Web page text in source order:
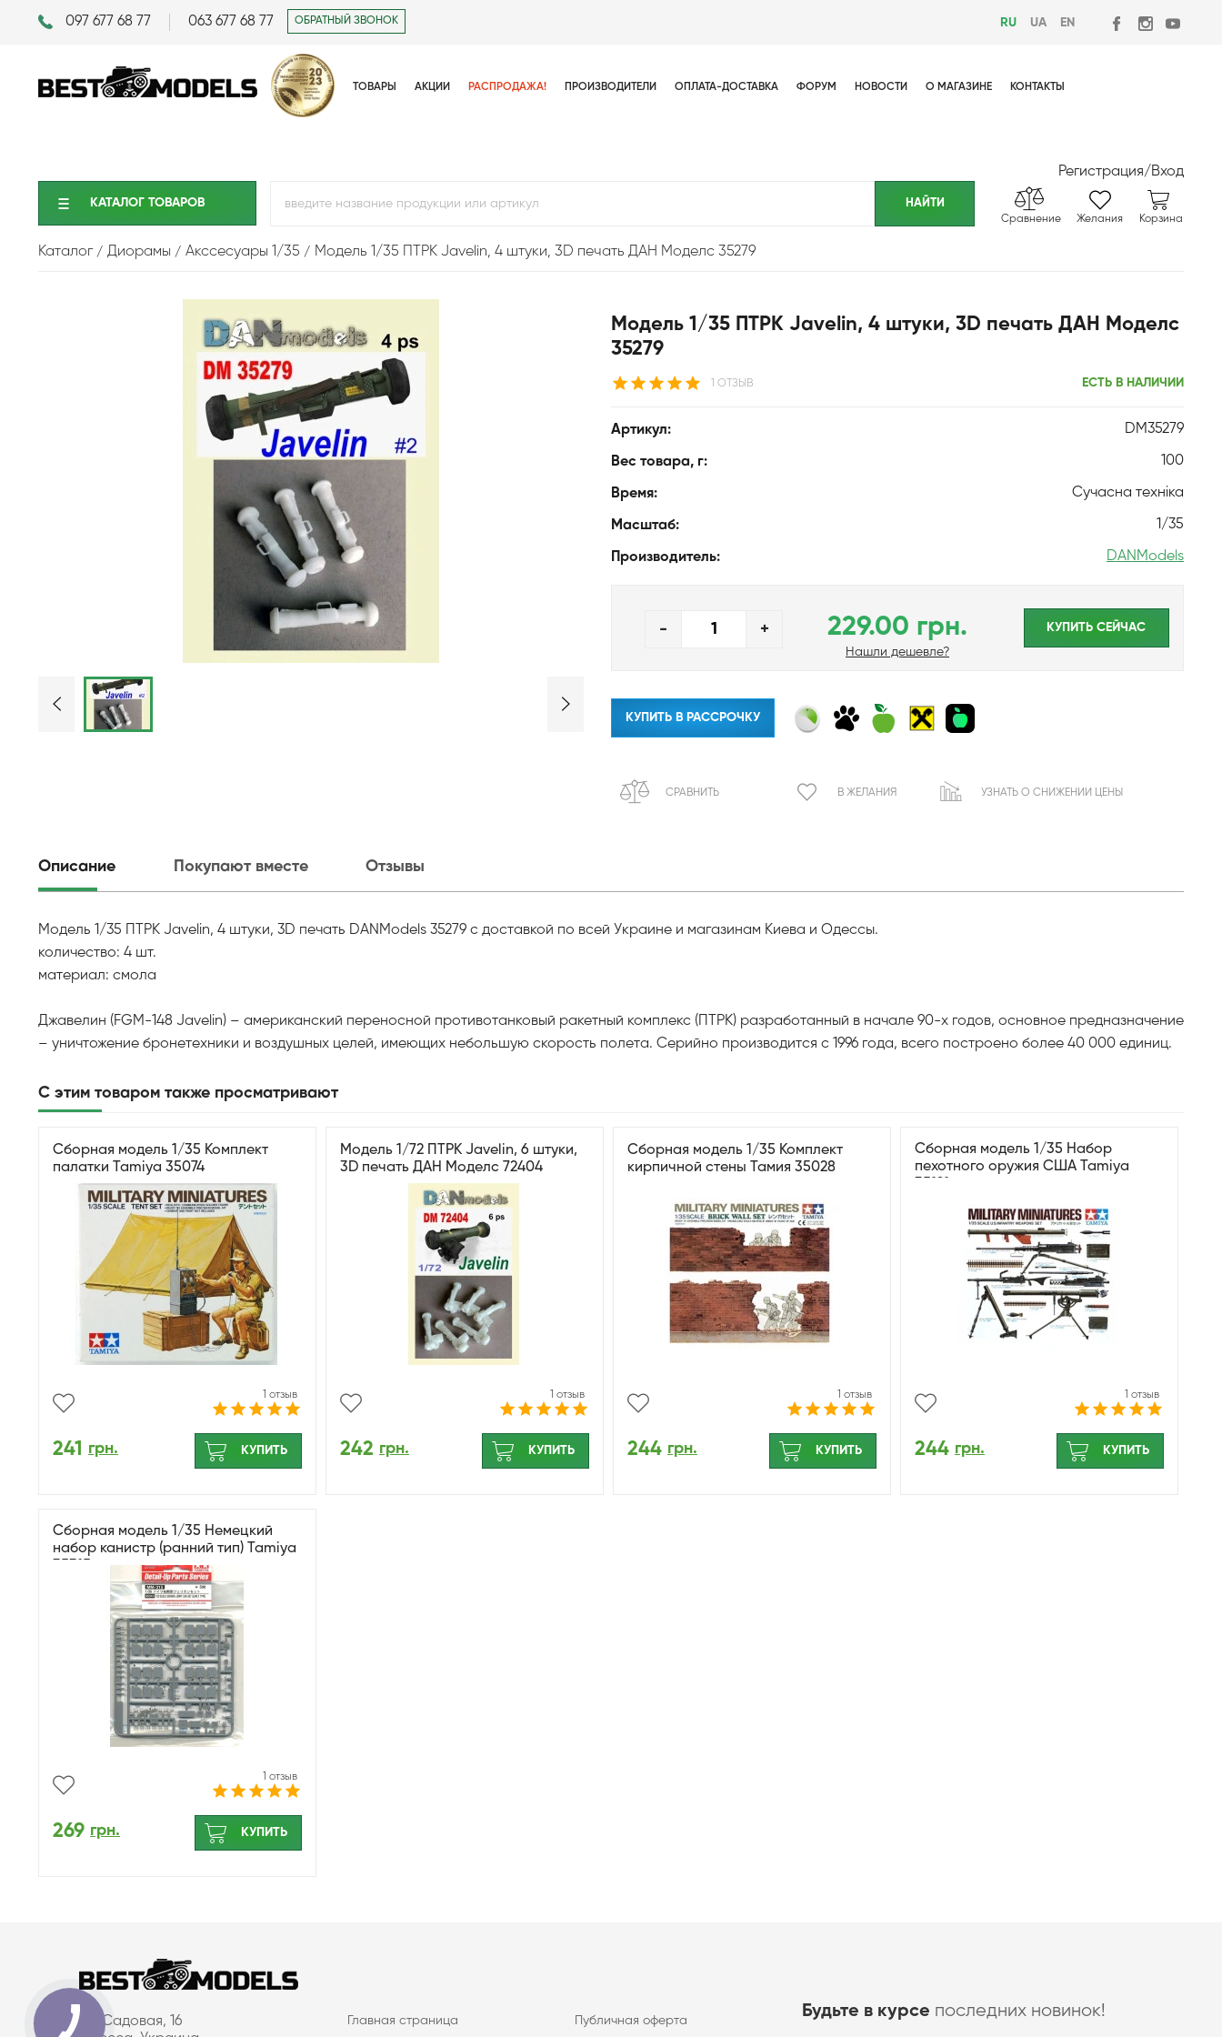
097 677 68 77 063 677 68 77 ОБРАТНЫЙ ЗВОНОК RU UA EN
ТОВАРЫ АКЦИИ РАСПРОДАЖА! ПРОИЗВОДИТЕЛИ ОПЛАТА-ДОСТАВКА ФОРУМ НОВОСТИ О МАГАЗИНЕ КОНТАКТЫ
Регистрация/Вход
КАТАЛОГ ТОВАРОВ
Сравнение Желания Корзина
Каталог Диорамы Акссесуары 1/35 Модель 1/35 ПТРК Javelin, 4 штуки, 3D печать ДАН Моделс 35279
Модель 1/35 ПТРК Javelin, 4 штуки, 3D печать ДАН Моделс
35279
1 ОТЗЫВ ЕСТЬ В НАЛИЧИИ
Артикул: DM35279
Вес товара, г: 100
Время: Сучасна техніка
Масштаб: 1/35
Производитель: DANModels
- + 229.00 грн.
Нашли дешевле?
КУПИТЬ CЕЙЧАС
КУПИТЬ В РАССРОЧКУ
СРАВНИТЬ В ЖЕЛАНИЯ УЗНАТЬ О СНИЖЕНИИ ЦЕНЫ
Описание Покупают вместе Отзывы
Модель 1/35 ПТРК Javelin, 4 штуки, 3D печать DANModels 35279 с доставкой по всей Украине и магазинам Киева и Одессы.
количество: 4 шт.
материал: смола
Джавелин (FGM-148 Javelin) – американский переносной противотанковый ракетный комплекс (ПТРК) разработанный в начале 90-х годов, основное предназначение
– уничтожение бронетехники и воздушных целей, имеющих небольшую скорость полета. Серийно производится с 1996 года, всего построено более 40 000 единиц.
С этим товаром также просматривают
Сборная модель 1/35 Комплект
палатки Tamiya 35074
1 отзыв
241 грн. КУПИТЬ
Модель 1/72 ПТРК Javelin, 6 штуки,
3D печать ДАН Моделс 72404
1 отзыв
242 грн. КУПИТЬ
Сборная модель 1/35 Комплект
кирпичной стены Тамия 35028
1 отзыв
244 грн. КУПИТЬ
Сборная модель 1/35 Набор
пехотного оружия США Tamiya
1 отзыв
244 грн. КУПИТЬ
Сборная модель 1/35 Немецкий
набор канистр (ранний тип) Tamiya
1 отзыв
269 грн. КУПИТЬ
ул. Садовая, 16
Главная страница Публичная оферта Будьте в курсе последних новинок!